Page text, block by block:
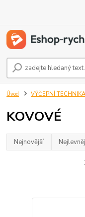
Úvod VÝČEPNÍ TECHNIKA
KOVOVÉ
Nejnovější